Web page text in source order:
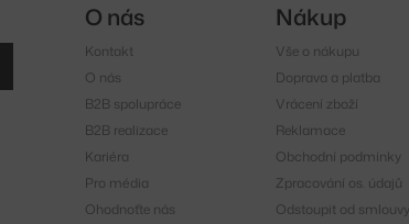
O nás
Kontakt
O nás
B2B spolupráce
B2B realizace
Kariéra
Pro média
Ohodnoťte nás
Nákup
Vše o nákupu
Doprava a platba
Vrácení zboží
Reklamace
Obchodní podmínky
Zpracování os. údajů
Odstoupit od smlouvy